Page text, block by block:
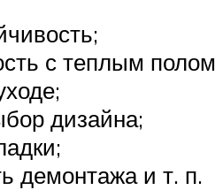
с теплым
дизайна;
демонтажа и т. п.